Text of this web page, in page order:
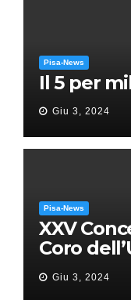
Pisa-News
Il 5 per
Giu 3, 2024
Pisa-News
XXV
Coro
“Messa
Puccini
Giu 3, 2024